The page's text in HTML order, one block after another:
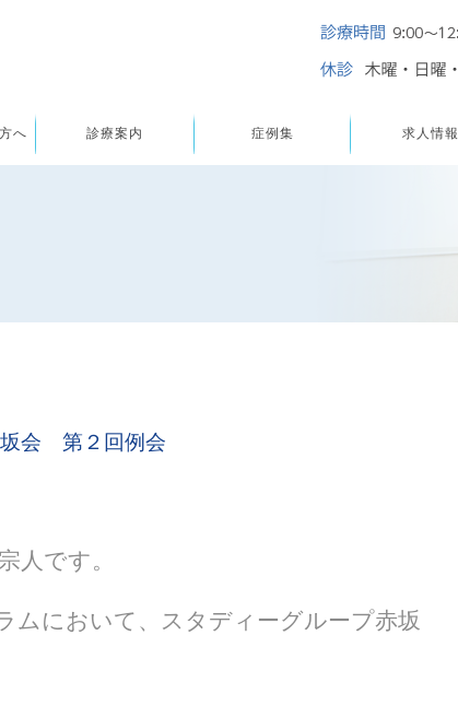
へ 診療案内 症例集 求人情報
会 第２回例会
人です。
ムにおいて、スタディーグループ赤坂